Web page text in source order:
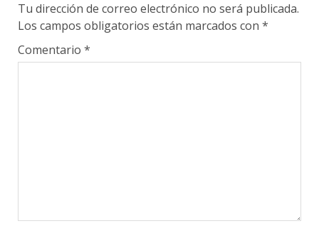
Tu dirección de correo electrónico no será publicada.
Los campos obligatorios están marcados con *
Comentario *